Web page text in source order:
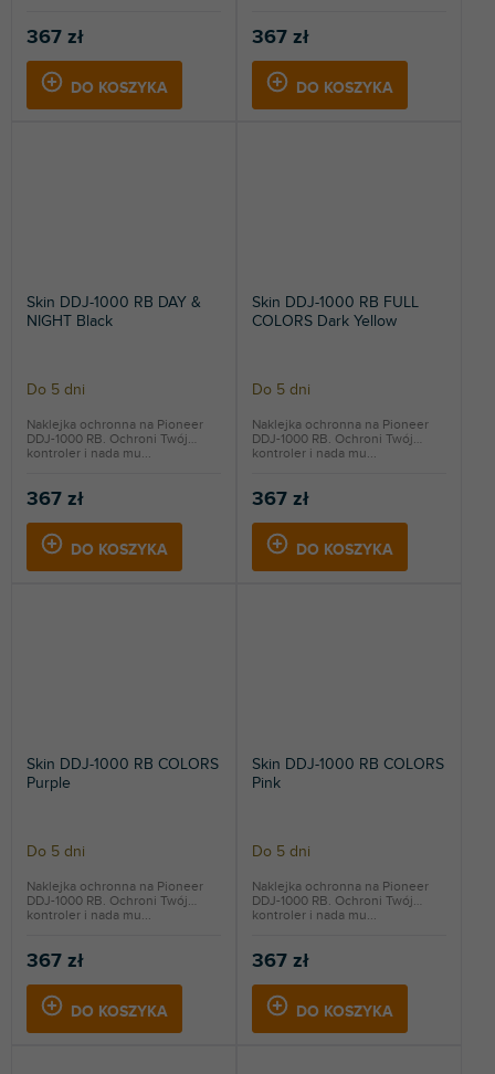
367 zł
DO KOSZYKA
367 zł
DO KOSZYKA
Skin DDJ-1000 RB DAY &
NIGHT Black
Do 5 dni
367 zł
DO KOSZYKA
Naklejka ochronna na Pioneer
DDJ-1000 RB. Ochroni Twój
kontroler i nada mu...
Skin DDJ-1000 RB FULL
COLORS Dark Yellow
Do 5 dni
367 zł
DO KOSZYKA
Naklejka ochronna na Pioneer
DDJ-1000 RB. Ochroni Twój
kontroler i nada mu...
Skin DDJ-1000 RB COLORS
Purple
Do 5 dni
367 zł
DO KOSZYKA
Naklejka ochronna na Pioneer
DDJ-1000 RB. Ochroni Twój
kontroler i nada mu...
Skin DDJ-1000 RB COLORS
Pink
Do 5 dni
367 zł
DO KOSZYKA
Naklejka ochronna na Pioneer
DDJ-1000 RB. Ochroni Twój
kontroler i nada mu...